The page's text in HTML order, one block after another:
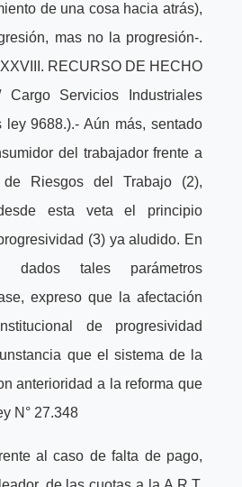
de una cosa hacia atrás),
mas no la progresión-.
RECURSO DE HECHO
Servicios Industriales
ley 9688.).- Aún más, sentado
del trabajador frente a
de Riesgos del Trabajo (2),
esta veta el principio
(3) ya aludido. En
dados tales parámetros
expreso que la afectación
de progresividad
que el sistema de la
anterioridad a la reforma que
N° 27.348
al caso de falta de pago,